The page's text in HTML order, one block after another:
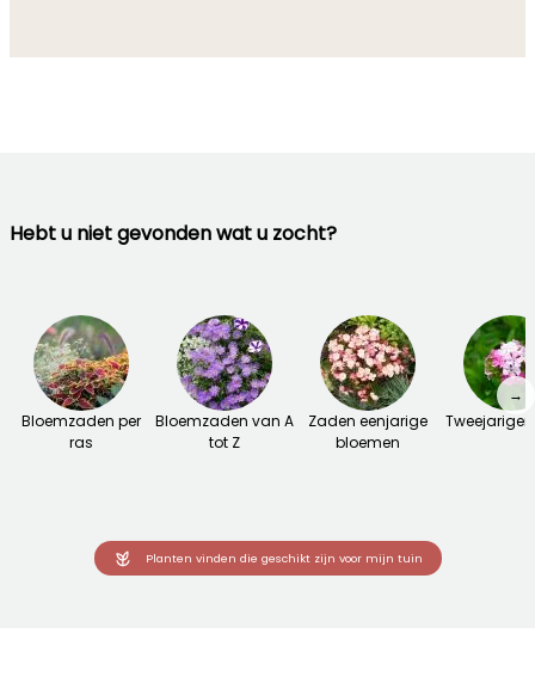
Hebt u niet gevonden wat u zocht?
Bloemzaden per
ras
Bloemzaden van A
tot Z
Zaden eenjarige
bloemen
→
Planten vinden die geschikt zijn voor mijn tuin